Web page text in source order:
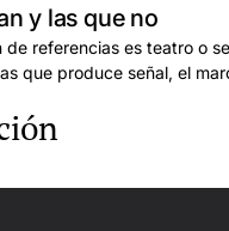
y las que no
de referencias es teatro o
que produce señal, el
llamada.